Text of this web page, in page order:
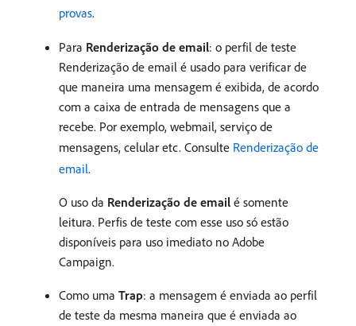
provas.
Para Renderização de email: o perfil de teste
Renderização de email é usado para verificar de
que maneira uma mensagem é exibida, de acordo
com a caixa de entrada de mensagens que a
recebe. Por exemplo, webmail, serviço de
mensagens, celular etc. Consulte Renderização de
email.
O uso da Renderização de email é somente
leitura. Perfis de teste com esse uso só estão
disponíveis para uso imediato no Adobe
Campaign.
Como uma Trap: a mensagem é enviada ao perfil
de teste da mesma maneira que é enviada ao